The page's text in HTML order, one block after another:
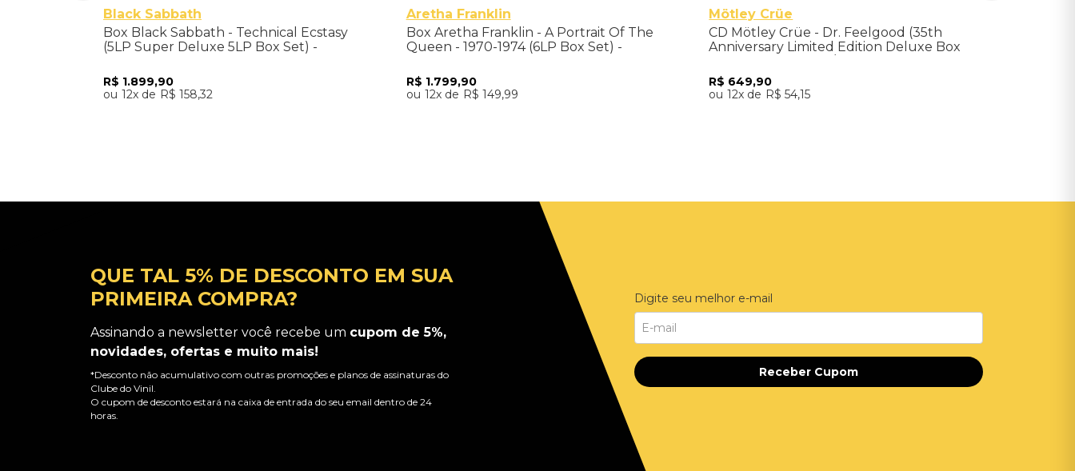
Black Sabbath
Box Black Sabbath - Technical Ecstasy
(5LP Super Deluxe 5LP Box Set) -
R$ 1.899,90
12
R$ 158,32
Aretha Franklin
Box Aretha Franklin - A Portrait Of The
Queen - 1970-1974 (6LP Box Set) -
R$ 1.799,90
12
R$ 149,99
Mötley Crüe
CD Mötley Crüe - Dr. Feelgood (35th
Anniversary Limited Edition Deluxe Box
R$ 649,90
12
R$ 54,15
QUE TAL 5% DE DESCONTO EM SUA
PRIMEIRA COMPRA?
Assinando a newsletter você recebe um cupom de 5%,
novidades, ofertas e muito mais!
*Desconto não acumulativo com outras promoções e planos de assinaturas do
Clube do Vinil.
O cupom de desconto estará na caixa de entrada do seu email dentro de 24
horas.
Digite seu melhor e-mail
Receber Cupom